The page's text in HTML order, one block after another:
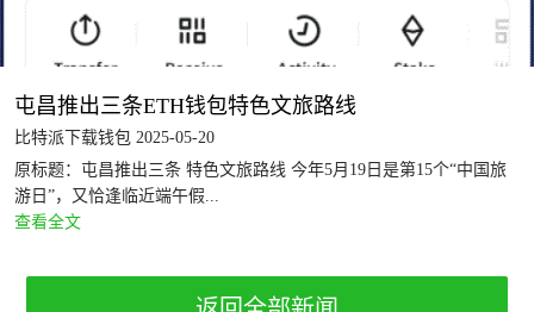
屯昌推出三条ETH钱包特色文旅路线
比特派下载钱包 2025-05-20
原标题：屯昌推出三条 特色文旅路线 今年5月19日是第15个“中国旅
游日”，又恰逢临近端午假...
查看全文